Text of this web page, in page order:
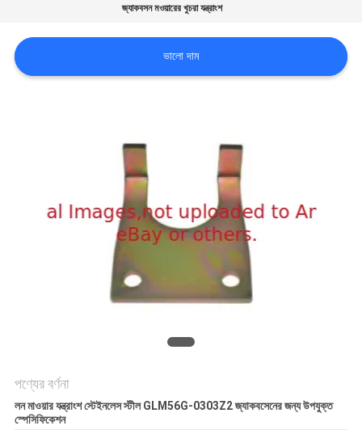
আবেদন
সাইট
জ্যাকবসন মওয়ারের খুচরা যন্ত্রাংশ
ভালো দাম
পণ্যের বর্ণনা
লন মাওয়ার যন্ত্রাংশ স্টেইনলেস স্টীল GLM56G-0303Z2 জ্যাকবসেনের জন্য উপযুক্ত
স্পেসিফিকেশন